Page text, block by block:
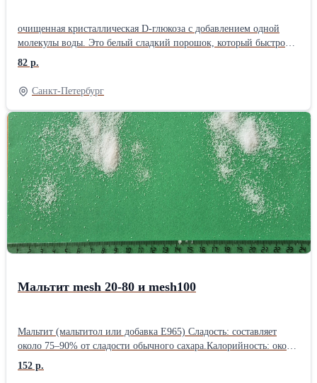
очищенная кристаллическая D-глюкоза с добавлением одной
молекулы воды. Это белый сладкий порошок, который быстро
растворяется в воде и дает организму чистую энергию. Его
получают из растительного крахмала (чаще кукурузного).
Пищевая отрасль: как мягкий подсластитель для сладостей,
напитков, соков и детского питания. Выпечка и мороженое:
помогает тесту бродить, а мороженому не замерзать
82 р.
Санкт-Петербург
Мальтит mesh 20-80 и mesh100
Мальтит (мальтитол или добавка E965) Сладость: составляет
около 75–90% от сладости обычного сахара.Калорийность: около
2,1–3 ккал на 1 грамм (у сахара — около 3,9 ккал/
г).Гликемический индекс (ГИ): значительно ниже, чем у сахара
152 р.